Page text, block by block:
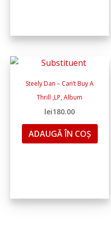
Steely Dan – Can’t Buy A
Thrill ,LP, Album
lei180.00
ADAUGĂ ÎN COȘ